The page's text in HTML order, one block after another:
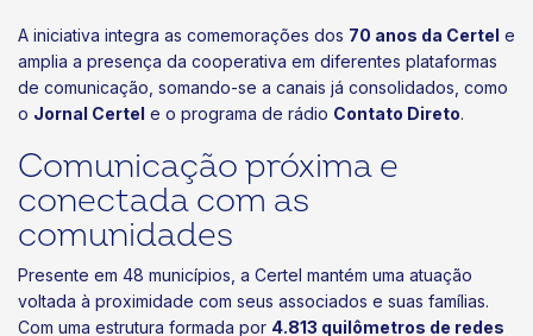
A iniciativa integra as comemorações dos 70 anos da Certel e
amplia a presença da cooperativa em diferentes plataformas
de comunicação, somando-se a canais já consolidados, como
o Jornal Certel e o programa de rádio Contato Direto.
Comunicação próxima e
conectada com as
comunidades
Presente em 48 municípios, a Certel mantém uma atuação
voltada à proximidade com seus associados e suas famílias.
Com uma estrutura formada por 4.813 quilômetros de redes